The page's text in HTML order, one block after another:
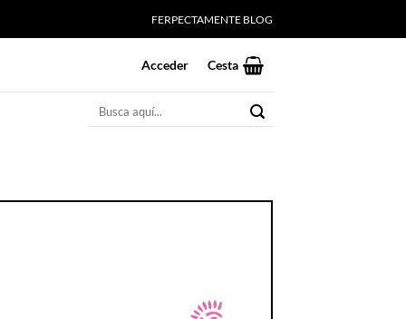
FERPECTAMENTE BLOG
Acceder Cesta
Buscar